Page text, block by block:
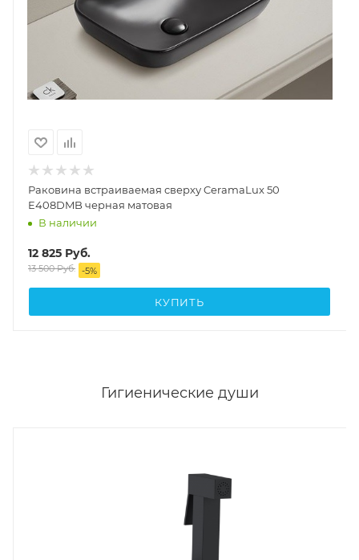
Раковина встраиваемая сверху CeramaLux 50
E408DMB черная матовая
В наличии
12 825 Руб.
13 500Руб. -5%
КУПИТЬ
Гигиенические души